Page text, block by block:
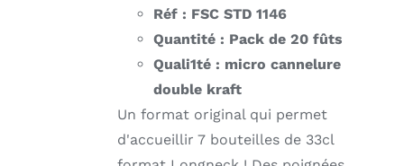
Réf : FSC STD 1146
Quantité : Pack de 20 fûts
Quali1té : micro cannelure
double kraft
Un format original qui permet
d'accueillir 7 bouteilles de 33cl